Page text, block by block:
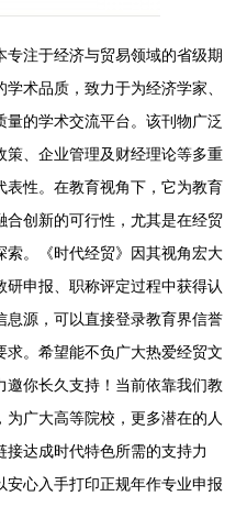
专注于经济与贸易领域的省级期
术品质，致力于为经济学家、
的学术交流平台。该刊物广泛
、企业管理及财经理论等多重
性。在教育视角下，它为教育
创新的可行性，尤其是在经贸
。《时代经贸》因其视角宏大
申报、职称评定过程中获得认
源，可以直接登录教育界信誉
。希望能不负广大热爱经贸文
你长久支持！当前依靠我们教
广大高等院校，更多潜在的人
达成时代特色所需的支持力
心入手打印正规年作专业申报